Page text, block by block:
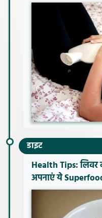
डाइट
Health Tips: लिवर
अपनाएं ये